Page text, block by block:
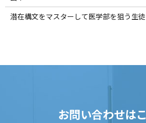
潜在構文をマスターして医学部を狙う生
お問い合わせは